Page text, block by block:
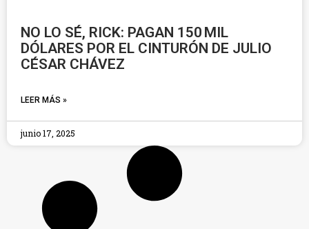
NO LO SÉ, RICK: PAGAN 150 MIL
DÓLARES POR EL CINTURÓN DE JULIO
CÉSAR CHÁVEZ
LEER MÁS »
junio 17, 2025